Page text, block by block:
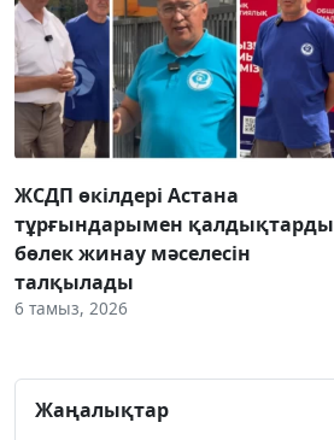
ЖСДП өкілдері Астана
тұрғындарымен қалдықтарды
бөлек жинау мәселесін
талқылады
6 тамыз, 2026
Жаңалықтар